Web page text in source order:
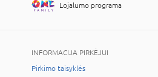
Lojalumo programa
INFORMACIJA PIRKĖJUI
Pirkimo taisyklės